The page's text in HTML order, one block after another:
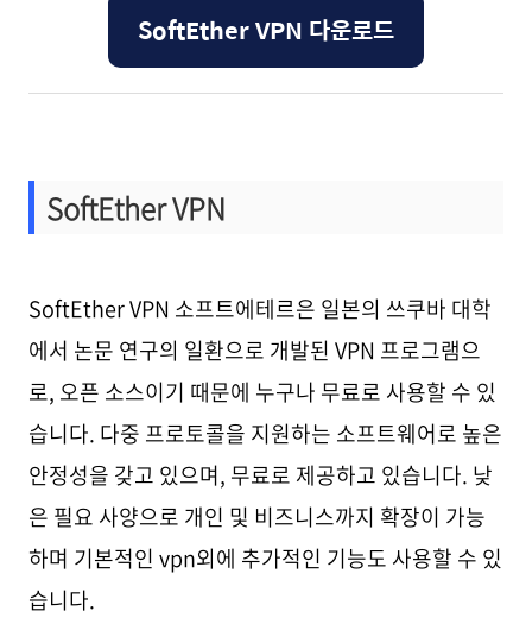
SoftEther VPN 다운로드
SoftEther VPN
SoftEther VPN 소프트에테르은 일본의 쓰쿠바 대학
에서 논문 연구의 일환으로 개발된 VPN 프로그램으
로, 오픈 소스이기 때문에 누구나 무료로 사용할 수 있
습니다. 다중 프로토콜을 지원하는 소프트웨어로 높은
안정성을 갖고 있으며, 무료로 제공하고 있습니다. 낮
은 필요 사양으로 개인 및 비즈니스까지 확장이 가능
하며 기본적인 vpn외에 추가적인 기능도 사용할 수 있
습니다.